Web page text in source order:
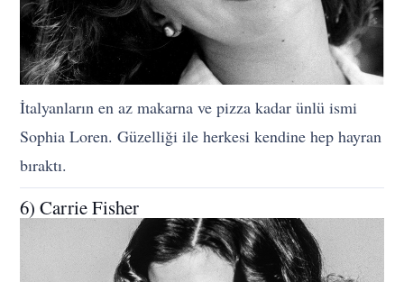
İtalyanların en az makarna ve pizza kadar ünlü ismi
Sophia Loren. Güzelliği ile herkesi kendine hep hayran
bıraktı.
6) Carrie Fisher